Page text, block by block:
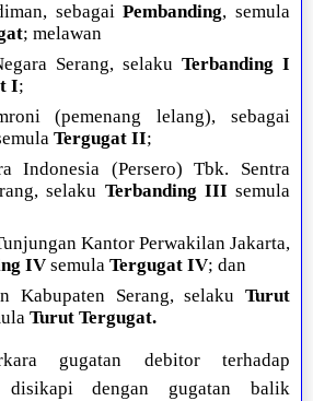
sebagaiPembanding, semula
; melawan
Serang, selaku Terbanding I
I;
(pemenang lelang), sebagai
Tergugat II;
Indonesia (Persero) Tbk. Sentra
selaku Terbanding III semula
Kantor Perwakilan Jakarta,
IVsemula Tergugat IV; dan
Kabupaten Serang, selaku Turut
Turut Tergugat.
gugatan debitor terhadap
disikapi dengan gugatan balik